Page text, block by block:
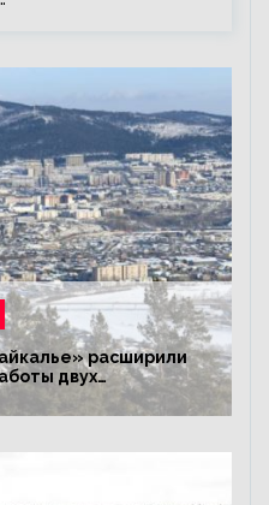
расширили
двух